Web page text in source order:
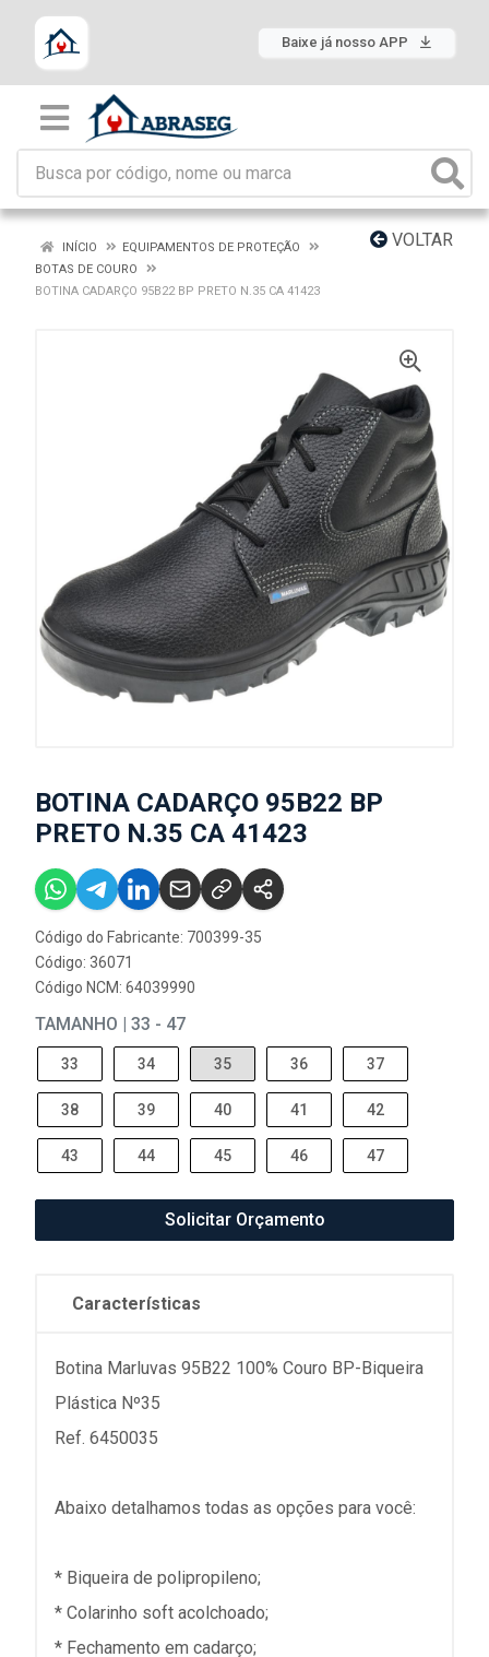
Baixe já nosso APP
VOLTAR
INÍCIO
EQUIPAMENTOS DE PROTEÇÃO
BOTAS DE COURO
BOTINA CADARÇO 95B22 BP PRETO N.35 CA 41423
BOTINA CADARÇO 95B22 BP
PRETO N.35 CA 41423
Código do Fabricante: 700399-35
Código: 36071
Código NCM: 64039990
TAMANHO | 33 - 47
33 34 35 36 37
38 39 40 41 42
43 44 45 46 47
Solicitar Orçamento
Características
Botina Marluvas 95B22 100% Couro BP-Biqueira
Plástica Nº35
Ref. 6450035
Abaixo detalhamos todas as opções para você:
* Biqueira de polipropileno;
* Colarinho soft acolchoado;
* Fechamento em cadarço;